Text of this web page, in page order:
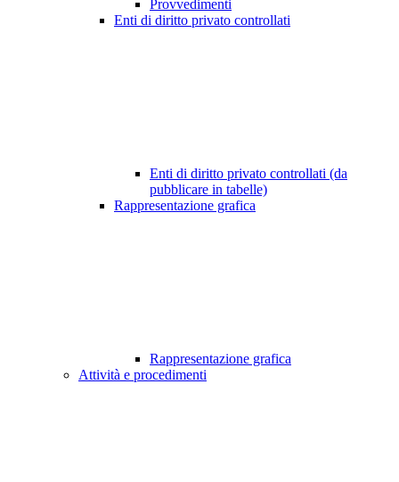
Provvedimenti
Enti di diritto privato controllati
Enti di diritto privato controllati (da
pubblicare in tabelle)
Rappresentazione grafica
Rappresentazione grafica
Attività e procedimenti